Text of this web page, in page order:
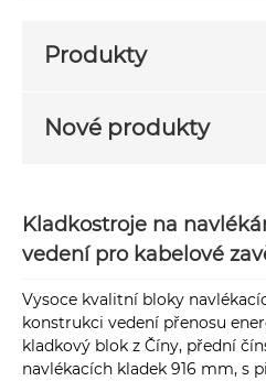
Produkty
Nové produkty
Kladkostroje na
vedení pro kabelové
Vysoce kvalitní bloky
konstrukci vedení přenosu
kladkový blok z Číny, přední
navlékacích kladek 916 mm, s